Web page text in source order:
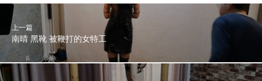
上一篇
南晴 黑靴 被鞭打的女特工